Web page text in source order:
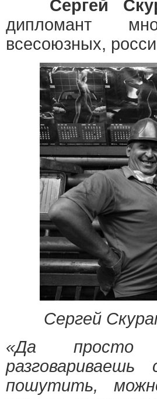
Сергей
дипломант
всесоюзных,
Сергей
«Да просто
пошутить,